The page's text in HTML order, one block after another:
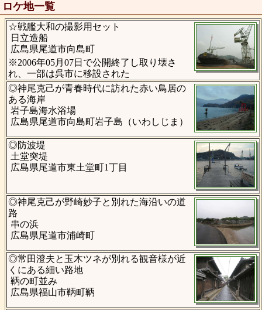
ロケ地一覧
☆戦艦大和の撮影用セット
日立造船
広島県尾道市向島町
※2006年05月07日で公開終了し取り壊さ
れ、一部は呉市に移設された
◎神尾克己が青春時代に訪れた赤い鳥居の
ある海岸
岩子島海水浴場
広島県尾道市向島町岩子島（いわしじま）
◎防波堤
土堂突堤
広島県尾道市東土堂町1丁目
◎神尾克己が野崎妙子と別れた海沿いの道
路
串の浜
広島県尾道市浦崎町
◎常田澄夫と玉木ツネが別れる観音様が近
くにある細い路地
鞆の町並み
広島県福山市鞆町鞆